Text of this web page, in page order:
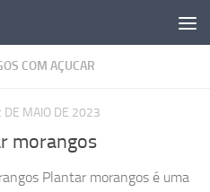
COM AÇUCAR
DE MAIO DE 2023
morangos
Plantar morangos é uma